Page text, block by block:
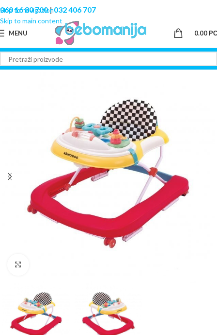
Skip to navigation
Skip to main content
060 16 80 700|032 406 707
MENU 0.00